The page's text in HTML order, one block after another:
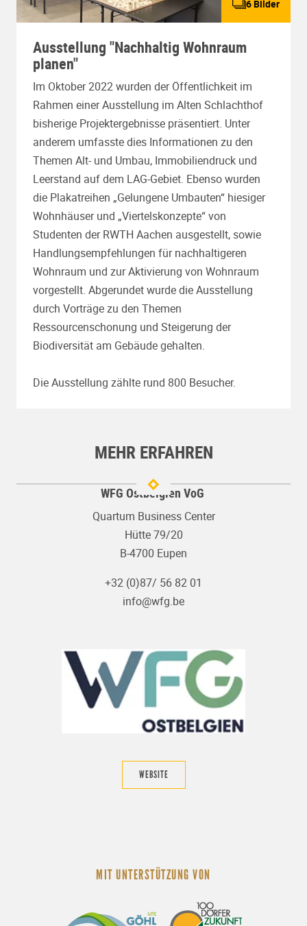
6 Bilder
Ausstellung "Nachhaltig Wohnraum
planen"
Im Oktober 2022 wurden der Öffentlichkeit im
Rahmen einer Ausstellung im Alten Schlachthof
bisherige Projektergebnisse präsentiert. Unter
anderem umfasste dies Informationen zu den
Themen Alt- und Umbau, Immobiliendruck und
Leerstand auf dem LAG-Gebiet. Ebenso wurden
die Plakatreihen „Gelungene Umbauten“ hiesiger
Wohnhäuser und „Viertelskonzepte“ von
Studenten der RWTH Aachen ausgestellt, sowie
Handlungsempfehlungen für nachhaltigeren
Wohnraum und zur Aktivierung von Wohnraum
vorgestellt. Abgerundet wurde die Ausstellung
durch Vorträge zu den Themen
Ressourcenschonung und Steigerung der
Biodiversität am Gebäude gehalten.
Die Ausstellung zählte rund 800 Besucher.
MEHR ERFAHREN
WFG Ostbelgien VoG
Quartum Business Center
Hütte 79/20
B-4700 Eupen
+32 (0)87/ 56 82 01
info@wfg.be
WEBSITE
MIT UNTERSTÜTZUNG VON